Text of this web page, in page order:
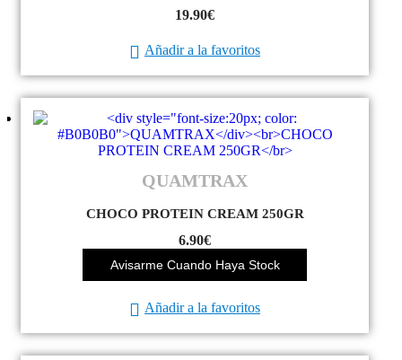
19.90€
Añadir a la favoritos
QUAMTRAX
CHOCO PROTEIN CREAM 250GR
6.90€
Avisarme Cuando Haya Stock
Añadir a la favoritos